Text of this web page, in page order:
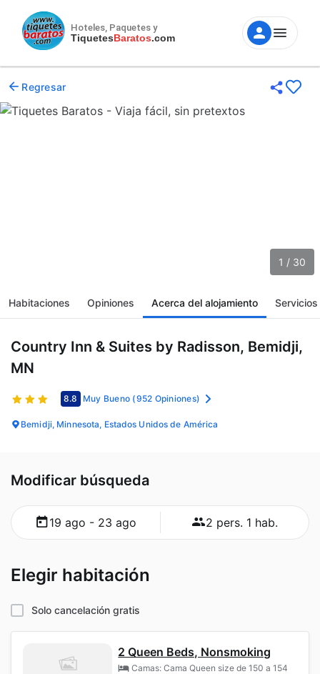
Hoteles, Paquetes y
TiquetesBaratos.com
Regresar
1 / 30
Habitaciones Opiniones Acerca del alojamiento Servicios
Country Inn & Suites by Radisson, Bemidji,
MN
8.8 Muy Bueno (952 Opiniones)
Bemidji, Minnesota, Estados Unidos de América
Modificar búsqueda
19 ago - 23 ago 2 pers. 1 hab.
Elegir habitación
Solo cancelación gratis
2 Queen Beds, Nonsmoking
Camas: Cama Queen size de 150 a 154